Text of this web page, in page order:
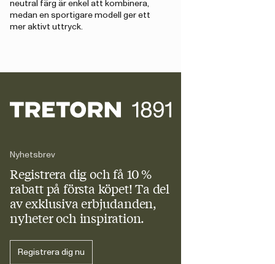
neutral färg är enkel att kombinera,
medan en sportigare modell ger ett
mer aktivt uttryck.
Nyhetsbrev
Registrera dig och få 10 %
rabattpå första köpet! Ta del
av exklusiva erbjudanden,
nyheter och inspiration.
Registrera dig nu